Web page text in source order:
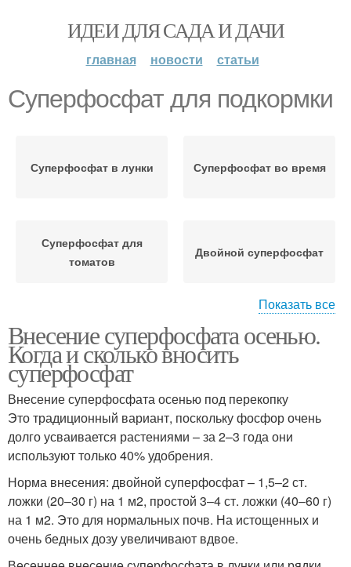
ИДЕИ ДЛЯ САДА И ДАЧИ
главная новости статьи
Суперфосфат для подкормки
Суперфосфат в лунки Суперфосфат во время
Суперфосфат для
томатов
Двойной суперфосфат
растений
картофеля
Суперфосфат для
винограда
Суперфосфат для
клубники
Жидкая подкормка Суперфосфат для роз
Показать все
Внесение суперфосфата осенью.
Когда и сколько вносить
суперфосфат
Внесение суперфосфата осенью под перекопку
Это традиционный вариант, поскольку фосфор очень
долго усваивается растениями – за 2–3 года они
используют только 40% удобрения.
Норма внесения: двойной суперфосфат – 1,5–2 ст.
ложки (20–30 г) на 1 м2, простой 3–4 ст. ложки (40–60 г)
на 1 м2. Это для нормальных почв. На истощенных и
очень бедных дозу увеличивают вдвое.